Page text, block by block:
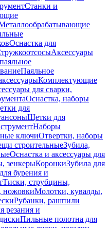
Станки и
Оснастка для
Аксессуары
Паяльное
Комплектующие
для сварки,
Оснастка, наборы
для
Щетки для
Наборы
ключиОтвертки, наборы
строительныеЗубила,
Оснастка и аксессуары для
зенкерыКоронкиЗубила для
бурения и
Тиски, струбцины,
ножовкиМолотки, кувалды,
Рубанки, рашпили
резания и
Пильные полотна для